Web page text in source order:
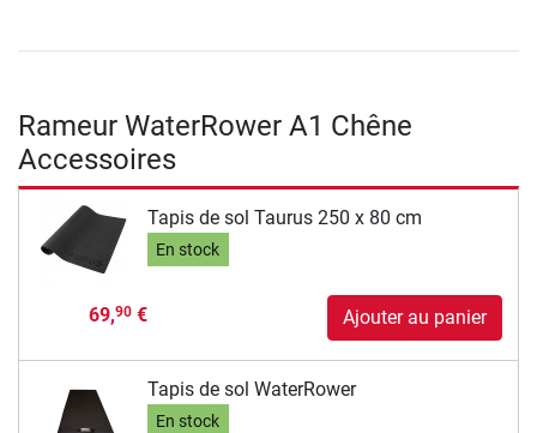
Rameur WaterRower A1 Chêne
Accessoires
Tapis de sol Taurus 250 x 80 cm
En stock
69,90€ Ajouter au panier
Tapis de sol WaterRower
En stock